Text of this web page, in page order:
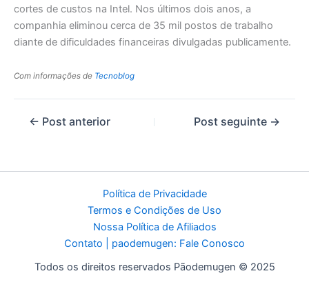
cortes de custos na Intel. Nos últimos dois anos, a
companhia eliminou cerca de 35 mil postos de trabalho
diante de dificuldades financeiras divulgadas publicamente.
Com informações de Tecnoblog
← Post anterior Post seguinte →
Política de Privacidade
Termos e Condições de Uso
Nossa Política de Afiliados
Contato | paodemugen: Fale Conosco
Todos os direitos reservados Pãodemugen © 2025